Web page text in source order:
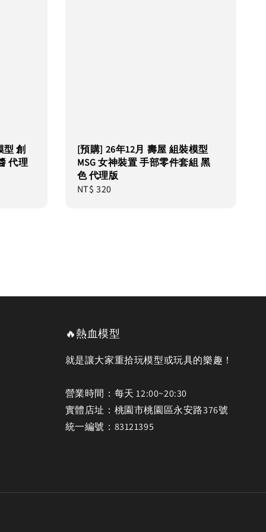
型 創
代理
[預購] 26年12月 壽屋 組裝模型
MSG 女神裝置 手部零件套組 黑
色 代理版
Regular
NT$ 320
🔥熱血模型
就是讓大家重拾玩模型或玩具的樂趣！
營業時間：每天 12:00~20:30
實體店址：桃園市桃園區永安路376號
統一編號：83121395